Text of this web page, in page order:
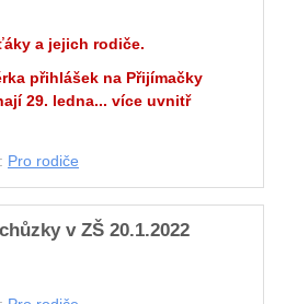
a jejich rodiče.
přihlášek na Přijímačky
29. ledna... více uvnitř
Pro rodiče
v ZŠ 20.1.2022